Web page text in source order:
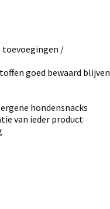
toevoegingen /
goed bewaard blijven
hondensnacks
van ieder product